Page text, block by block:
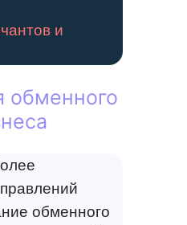
и
обменного
обменного